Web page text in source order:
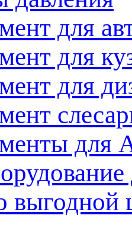
для
для
для
выгодной